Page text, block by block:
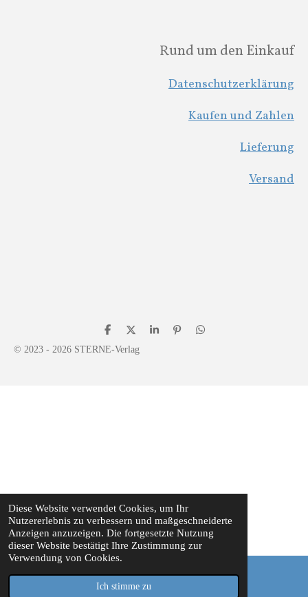
Diese Website verwendet Cookies, um Ihr
Nutzererlebnis zu verbessern und maßgeschneiderte
Anzeigen anzuzeigen. Die fortgesetzte Nutzung
dieser Website bestätigt Ihre Zustimmung zur
Verwendung von Cookies.
Ich stimme zu
Rund um den Einkauf
Datenschutzerklärung
Kaufen und Zahlen
Lieferung
Versand
T
e
i
T
e
i
T
P
T
© 2023 - 2026 STERNE-Verlag
Instagram